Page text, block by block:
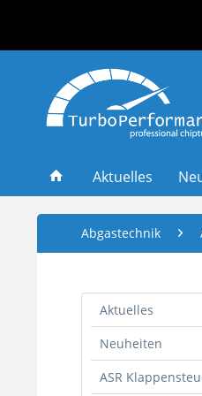
Aktuelles
Abgastechnik
Aktuelles
Neuheiten
ASR